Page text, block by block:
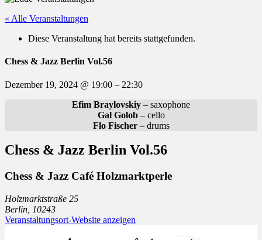
« Alle Veranstaltungen
Diese Veranstaltung hat bereits stattgefunden.
Chess & Jazz Berlin Vol.56
Dezember 19, 2024 @ 19:00 – 22:30
Efim Braylovskiy – saxophone
Gal Golob– cello
Flo Fischer– drums
Chess & Jazz Berlin Vol.56
Chess & Jazz Café Holzmarktperle
Holzmarktstraße 25
Berlin 10243
Veranstaltungsort-Website anzeigen